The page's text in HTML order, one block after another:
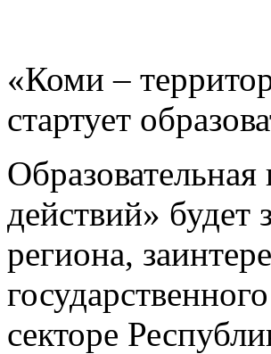
«Коми –
стартует
действий»
региона,
секторе